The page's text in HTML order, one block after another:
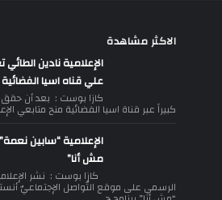
الاكثر مشاهدة
الإعلامية نادين
علي قناه اسيا الفضائية
كازا بوست : بعد أن حقق
كبيراً عبر قناة اسيا الفضائية منح متابعي
الإعلامية “سابين
مش أنا”
كازا بوست : نشر
الرسمي على موقع التّواصل الإجتماعيّ